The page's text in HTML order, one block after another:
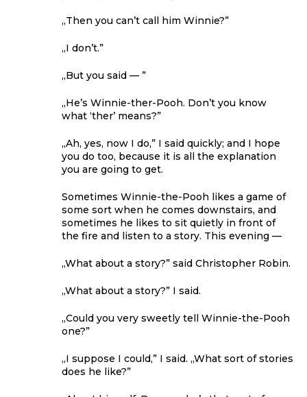
„Then you can’t call him Winnie?”
„I don’t.”
„But you said — ”
„He’s Winnie-ther-Pooh. Don’t you know
what ‘ther’ means?”
„Ah, yes, now I do,” I said quickly; and I hope
you do too, because it is all the explanation
you are going to get.
Sometimes Winnie-the-Pooh likes a game of
some sort when he comes downstairs, and
sometimes he likes to sit quietly in front of
the fire and listen to a story. This evening —
„What about a story?” said Christopher Robin.
„What about a story?” I said.
„Could you very sweetly tell Winnie-the-Pooh
one?”
„I suppose I could,” I said. „What sort of stories
does he like?”